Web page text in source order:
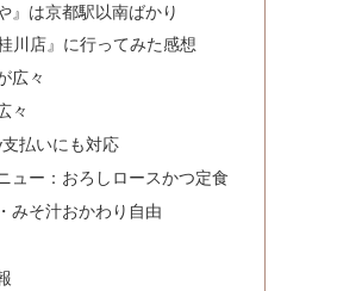
』は京都駅以南ばかり
川店』に行ってみた感想
広々
々
払いにも対応
ュー：おろしロースかつ定食
みそ汁おかわり自由